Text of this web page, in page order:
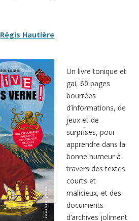
Régis Hautière
Un livre tonique et
gai, 60 pages
bourrées
d’informations, de
jeux et de
surprises, pour
apprendre dans la
bonne humeur à
travers des textes
courts et
malicieux, et des
documents
d’archives joliment